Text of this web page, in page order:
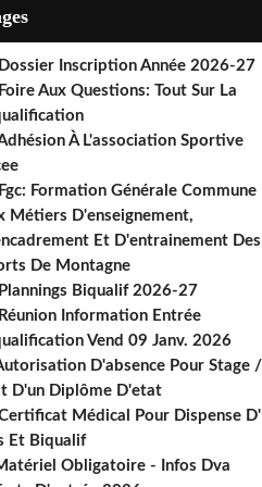
Inscription Année 2026-27
Aux Questions: Tout Sur La
À L'association Sportive
Formation Générale Commune
Métiers D'enseignement,
Et D'entrainement Des
De Montagne
Biqualif 2026-27
Information Entrée
Vend 09 Janv. 2026
D'absence Pour Stage /
D'un Diplôme D'etat
Médical Pour Dispense D'
Et Biqualif
Obligatoire - Infos Dva